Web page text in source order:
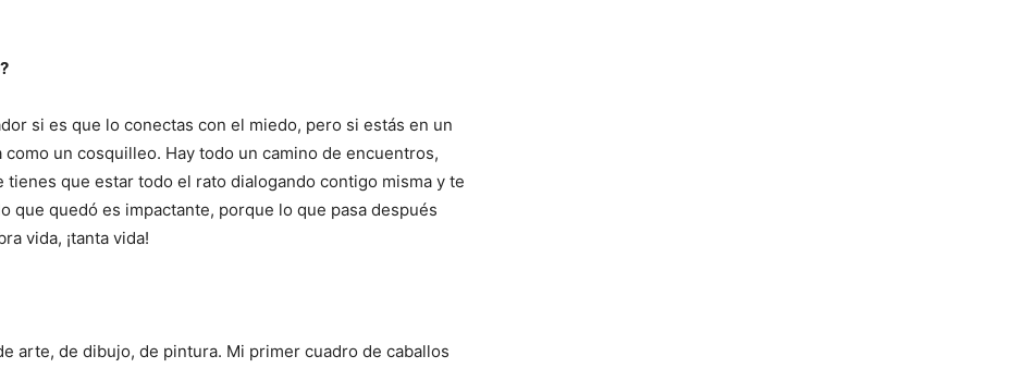
si es que lo conectas con el miedo, pero si estás en un
un cosquilleo. Hay todo un camino de encuentros,
que estar todo el rato dialogando contigo misma y te
que quedó es impactante, porque lo que pasa después
vida, ¡tanta vida!
arte, de dibujo, de pintura. Mi primer cuadro de caballos